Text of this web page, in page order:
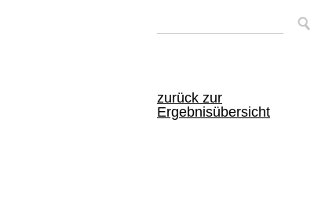
zurück zur
Ergebnisübersicht